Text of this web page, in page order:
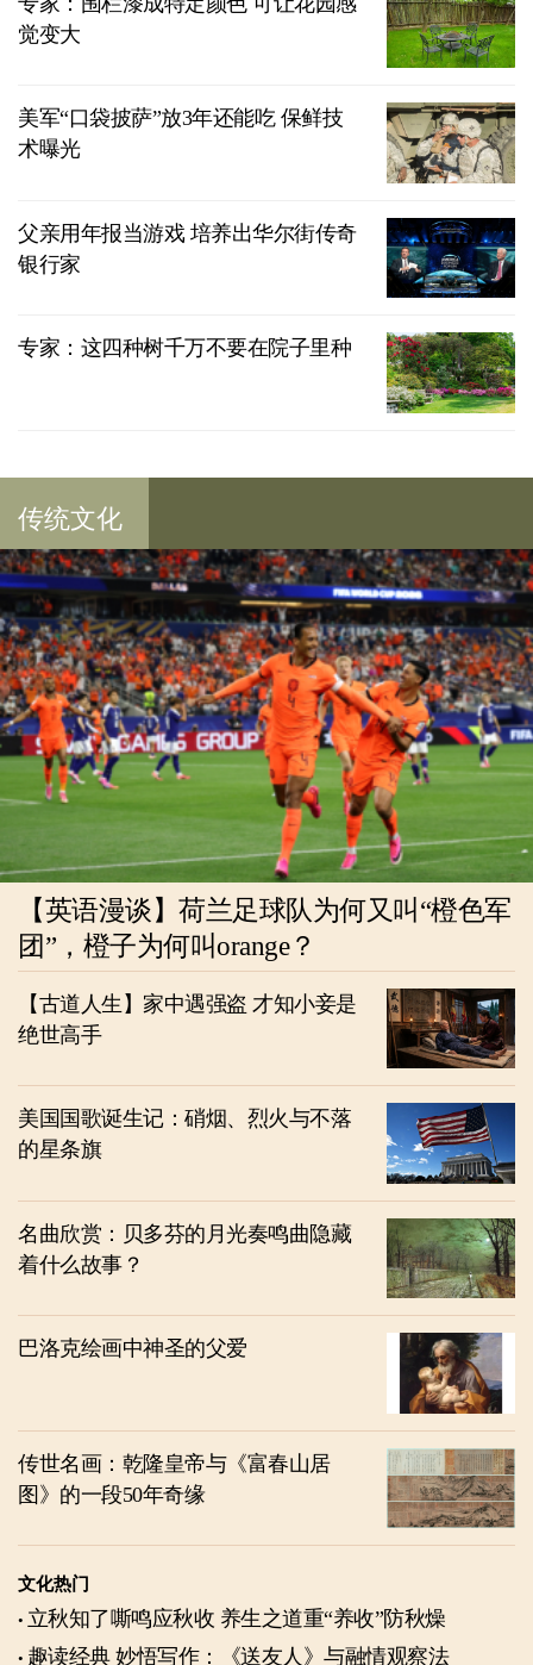
觉变大
美军“口袋披萨”放3年还能吃 保鲜技
术曝光
父亲用年报当游戏 培养出华尔街传奇
银行家
专家：这四种树千万不要在院子里种
传统文化
【英语漫谈】荷兰足球队为何又叫“橙色军
团”，橙子为何叫orange？
【古道人生】家中遇强盗 才知小妾是
绝世高手
美国国歌诞生记：硝烟、烈火与不落
的星条旗
名曲欣赏：贝多芬的月光奏鸣曲隐藏
着什么故事？
巴洛克绘画中神圣的父爱
传世名画：乾隆皇帝与《富春山居
图》的一段50年奇缘
文化热门
立秋知了嘶鸣应秋收 养生之道重“养收”防秋燥
趣读经典 妙悟写作：《送友人》与融情观察法